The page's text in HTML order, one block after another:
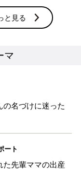
と見る
マ
名づけに迷った
ート
た先輩ママの出産